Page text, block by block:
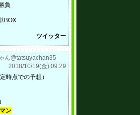
負
BOX
ツイッター
ん@tatsuyachan35
2018/10/19(金) 09:29
時点での予想）
ン